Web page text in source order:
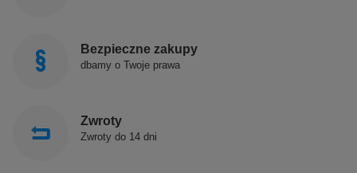
Bezpieczne zakupy
dbamy o Twoje prawa
Zwroty
Zwroty do 14 dni